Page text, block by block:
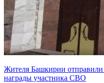
Жителя Башкирии
награды участника СВО